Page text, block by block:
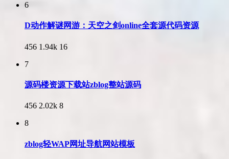
6
D动作解谜网游：天空之剑online全套源代码资源
456 1.94k 16
7
源码楼资源下载站zblog整站源码
456 2.02k 8
8
zblog轻WAP网址导航网站模板